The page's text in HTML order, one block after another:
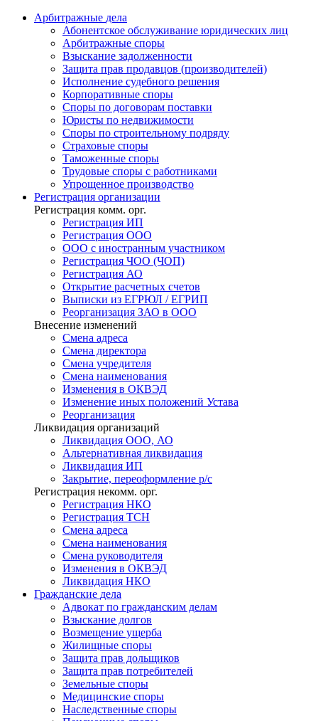
Арбитражные дела
Абонентское обслуживание юридических лиц
Арбитражные споры
Взыскание задолженности
Защита прав продавцов (производителей)
Исполнение судебного решения
Корпоративные споры
Споры по договорам поставки
Юристы по недвижимости
Споры по строительному подряду
Страховые споры
Таможенные споры
Трудовые споры с работниками
Упрощенное производство
Регистрация организации
Регистрация комм. орг.
Регистрация ИП
Регистрация ООО
ООО с иностранным участником
Регистрация ЧОО (ЧОП)
Регистрация АО
Открытие расчетных счетов
Выписки из ЕГРЮЛ / ЕГРИП
Реорганизация ЗАО в ООО
Внесение изменений
Смена адреса
Смена директора
Cмена учредителя
Смена наименования
Изменения в ОКВЭД
Изменение иных положений Устава
Реорганизация
Ликвидация организаций
Ликвидация ООО, АО
Альтернативная ликвидация
Ликвидация ИП
Закрытие, переоформление р/с
Регистрация некомм. орг.
Регистрация НКО
Регистрация ТСН
Смена адреса
Смена наименования
Смена руководителя
Изменения в ОКВЭД
Ликвидация НКО
Гражданские дела
Адвокат по гражданским делам
Взыскание долгов
Возмещение ущерба
Жилищные споры
Защита прав дольщиков
Защита прав потребителей
Земельные споры
Медицинские споры
Наследственные споры